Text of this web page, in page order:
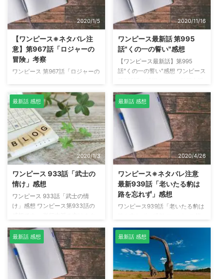
2020/1/5
【ワンピース※ネタバレ注
意】第967話「ロジャーの
冒険」考察
ワンピース 第967話「ロジャーの
ピース第967話の感想そして考察
です。 ※単行本派の方はネタバレ
にご注意ください。 ついに海賊
王「ゴール・D・ロジャー」がラ
フテルまで辿り着いた道のりが判
明しました。 4つのロードポーネ
グリフの在りか、そしてルフィ達
が冒険した「空島」や「ウォータ
ーセブン」「魚人島」などが登
場。 ワンピース第967話も、非常
に内容の濃い回となっています。
シャンクスとバギーの「北極」
「南極」 ワンピース3巻 第19話
「北極」と「 ...
2020/11/16
ワンピース最新話 第995
話"くの一の誓い"感想
【ワンピース最新話】第995
話"くの一の誓い"感想 ワンピース
い。 マルコ VS ビッグマム 第995
話は、マルコ対ビッグマムの戦い
から始まります。 ビッグ・マム
「邪魔するな～～～！！マルコォ
～～～！！」 マルコ
「・・・・・・！！おれはまだ自
分の役目をわかっちゃいねェが
らより知ってる！！」 出典：ワ
ンピース第995話 マルコの「お前
の危険度は、あいつらより知って
いる」という台詞。 そして、シ
最新話 感想
2020/1/3
ワンピース 933話「武士の
情け」感想
ワンピース 933話「武士の情
け」感想 ワンピース第933話の
の将軍オロチの悪魔の実の名前が
判明 ついにワノ国の将軍“黒炭”オ
ロチの悪魔の実の名前が判明しま
した。 ヘビヘビの実“幻獣種”モデ
ル「ヤマタノオロチ」と予想通り
最新話 感想
2020/4/26
ワンピース※ネタバレ注意
最新939話「老いたる豹は
路を忘れず」感想
ワンピース939話「老いたる豹は
939話の感想です。 単行本派の方
はネタバレにご注意ください。
日和が20年後に飛ばされなかっ
た理由が判明 日和が20年後の未
来へ飛ばされなかった理由が判明
しました。 その理由は光月家の
最新話 感想 最新話 感想